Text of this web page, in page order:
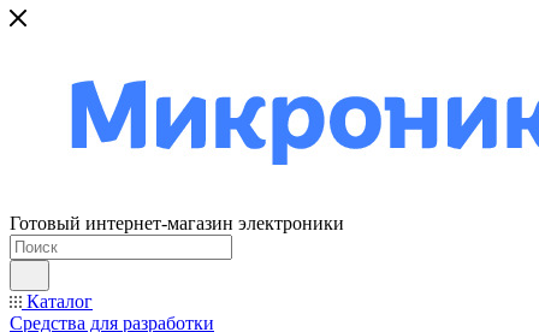
Готовый интернет-магазин электроники
Каталог
Средства для разработки